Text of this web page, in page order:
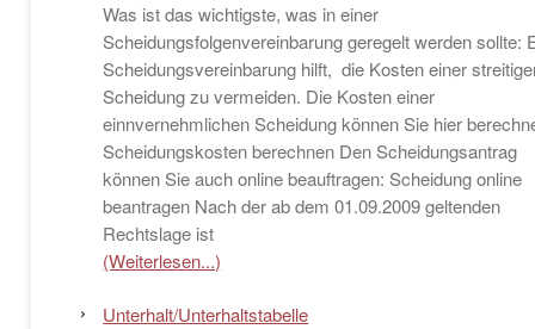
Was ist das wichtigste, was in einer
Scheidungsfolgenvereinbarung geregelt werden sollte:
Scheidungsvereinbarung hilft, die Kosten einer
Scheidung zu vermeiden. Die Kosten einer
einnvernehmlichen Scheidung können Sie hier
Scheidungskosten berechnen Den Scheidungsantrag
können Sie auch online beauftragen: Scheidung online
beantragen Nach der ab dem 01.09.2009 geltenden
Rechtslage ist
(Weiterlesen...)
Unterhalt/Unterhaltstabelle